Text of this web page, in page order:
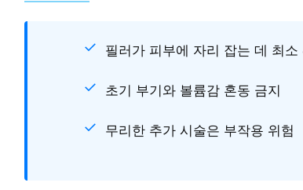
필러가 피부에 자리 잡는 데 최
초기 부기와 볼륨감 혼동 금지
무리한 추가 시술은 부작용 위험